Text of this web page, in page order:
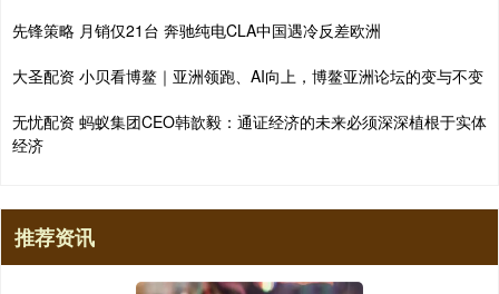
先锋策略 月销仅21台 奔驰纯电CLA中国遇冷反差欧洲
大圣配资 小贝看博鳌｜亚洲领跑、AI向上，博鳌亚洲论坛的变与不变
无忧配资 蚂蚁集团CEO韩歆毅：通证经济的未来必须深深植根于实体
经济
推荐资讯